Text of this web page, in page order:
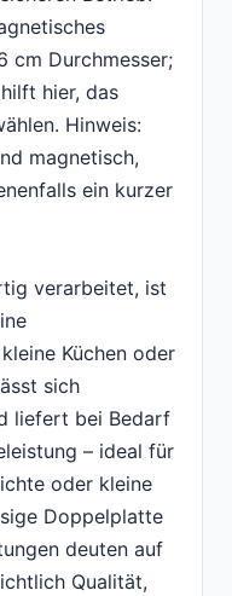
cm Durchmesser;
hier, das
Hinweis:
magnetisch,
ein kurzer
verarbeitet, ist
Küchen oder
sich
liefert bei Bedarf
– ideal für
oder kleine
Doppelplatte
deuten auf
Qualität,